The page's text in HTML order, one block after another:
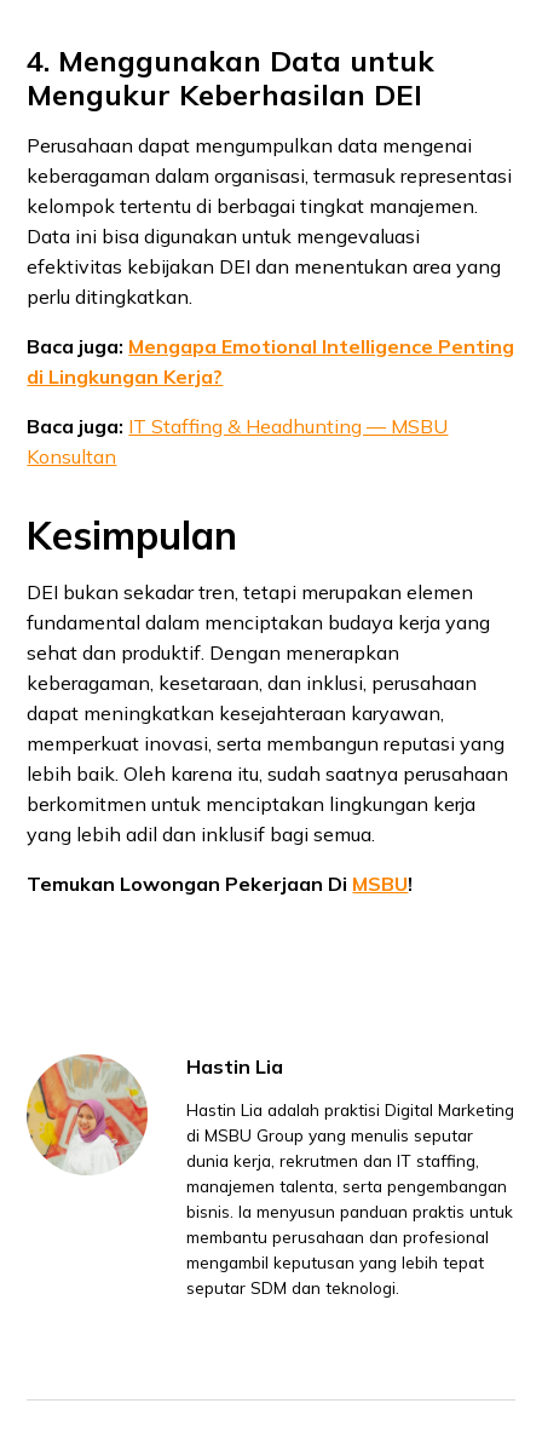
4. Menggunakan Data untuk
Mengukur Keberhasilan DEI
Perusahaan dapat mengumpulkan data mengenai
keberagaman dalam organisasi, termasuk representasi
kelompok tertentu di berbagai tingkat manajemen.
Data ini bisa digunakan untuk mengevaluasi
efektivitas kebijakan DEI dan menentukan area yang
perlu ditingkatkan.
Baca juga: Mengapa Emotional Intelligence Penting
di Lingkungan Kerja?
Baca juga: IT Staffing & Headhunting — MSBU
Konsultan
Kesimpulan
DEI bukan sekadar tren, tetapi merupakan elemen
fundamental dalam menciptakan budaya kerja yang
sehat dan produktif. Dengan menerapkan
keberagaman, kesetaraan, dan inklusi, perusahaan
dapat meningkatkan kesejahteraan karyawan,
memperkuat inovasi, serta membangun reputasi yang
lebih baik. Oleh karena itu, sudah saatnya perusahaan
berkomitmen untuk menciptakan lingkungan kerja
yang lebih adil dan inklusif bagi semua.
Temukan Lowongan Pekerjaan Di MSBU!
Hastin Lia
Hastin Lia adalah praktisi Digital Marketing
di MSBU Group yang menulis seputar
dunia kerja, rekrutmen dan IT staffing,
manajemen talenta, serta pengembangan
bisnis. Ia menyusun panduan praktis untuk
membantu perusahaan dan profesional
mengambil keputusan yang lebih tepat
seputar SDM dan teknologi.